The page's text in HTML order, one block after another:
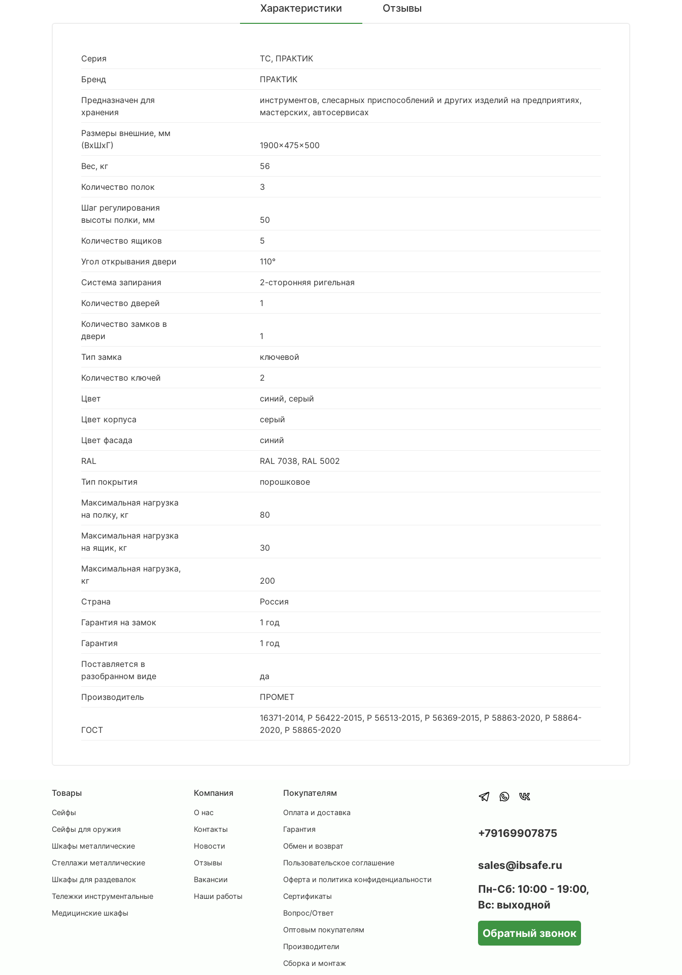
Характеристики Отзывы
Серия TC, ПРАКТИК
Бренд ПРАКТИК
Предназначен для
хранения
инструментов, слесарных приспособлений и других изделий на предприятиях,
мастерских, автосервисах
Размеры внешние, мм
(ВхШхГ)
1900x475x500
Вес, кг 56
Количество полок 3
Шаг регулирования
высоты полки, мм
50
Количество ящиков 5
Угол открывания двери 110°
Система запирания 2-сторонняя ригельная
Количество дверей 1
Количество замков в
двери
1
Тип замка ключевой
Количество ключей 2
Цвет синий, серый
Цвет корпуса серый
Цвет фасада синий
RAL RAL 7038, RAL 5002
Тип покрытия порошковое
Максимальная нагрузка
на полку, кг
80
Максимальная нагрузка
на ящик, кг
30
Максимальная нагрузка,
кг
200
Страна Россия
Гарантия на замок 1 год
Гарантия 1 год
Поставляется в
разобранном виде
да
Производитель ПРОМЕТ
ГОСТ
16371-2014, Р 56422-2015, Р 56513-2015, Р 56369-2015, Р 58863-2020, Р 58864-
2020, Р 58865-2020
Товары
Сейфы
Сейфы для оружия
Шкафы металлические
Стеллажи металлические
Шкафы для раздевалок
Тележки инструментальные
Медицинские шкафы
Компания
О нас
Контакты
Новости
Отзывы
Вакансии
Наши работы
Покупателям
Оплата и доставка
Гарантия
Обмен и возврат
Пользовательское соглашение
Оферта и политика конфиденциальности
Сертификаты
Вопрос/Ответ
Оптовым покупателям
Производители
Сборка и монтаж
+79169907875
sales@ibsafe.ru
Пн-Сб: 10:00 - 19:00,
Вс: выходной
Обратный звонок